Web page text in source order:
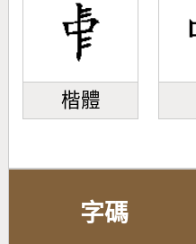
楷體
字碼